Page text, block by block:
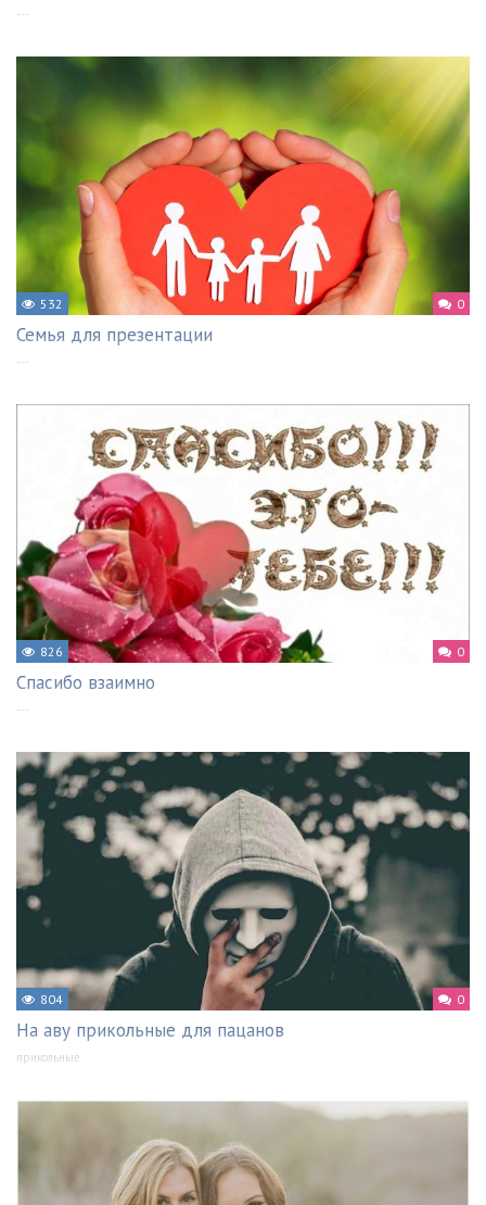
---
532 0
Семья для презентации
---
826 0
Спасибо взаимно
---
804 0
На аву прикольные для пацанов
прикольные